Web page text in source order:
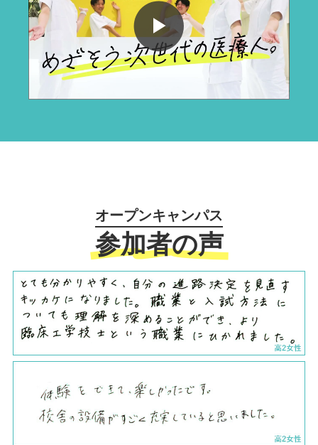
オープンキャンパス
参加者の声